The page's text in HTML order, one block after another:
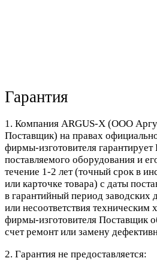
Гарантия
1. Компания ARGUS-X (ООО
Поставщик) на правах
фирмы-изготовителя
поставляемого оборудования и
течение 1-2 лет (точный срок в
или карточке товара) с даты
в гарантийный период заводских
или несоответствия техническим
фирмы-изготовителя Поставщик
счет ремонт или замену
2. Гарантия не предоставляется: